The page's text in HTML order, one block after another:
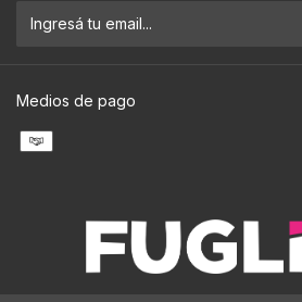
Medios de pago